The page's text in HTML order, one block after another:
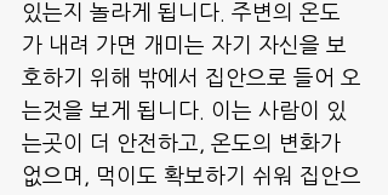
있는지 놀라게 됩니다. 주변의 온도
가 내려 가면 개미는 자기 자신을 보
호하기 위해 밖에서 집안으로 들어 오
는것을 보게 됩니다. 이는 사람이 있
는곳이 더 안전하고, 온도의 변화가
없으며, 먹이도 확보하기 쉬워 집안으